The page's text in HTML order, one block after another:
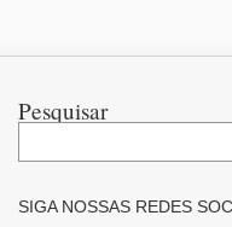
Pesquisar
SIGA NOSSAS REDES